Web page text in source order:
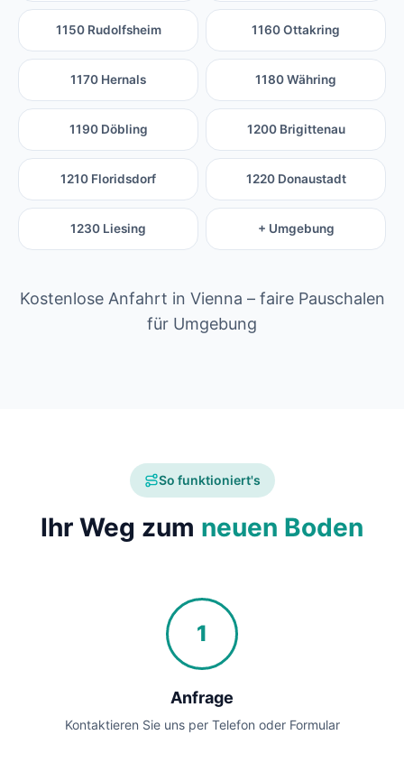
1150 Rudolfsheim 1160 Ottakring
1170 Hernals 1180 Währing
1190 Döbling 1200 Brigittenau
1210 Floridsdorf 1220 Donaustadt
1230 Liesing + Umgebung
Kostenlose Anfahrt in Vienna – faire Pauschalen
für Umgebung
So funktioniert's
Ihr Weg zum neuen Boden
1
Anfrage
Kontaktieren Sie uns per Telefon oder Formular